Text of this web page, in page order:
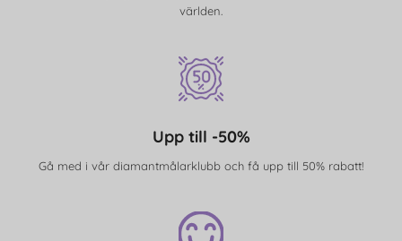
världen.
Upp till -50%
Gå med i vår diamantmålarklubb och få upp till 50% rabatt!